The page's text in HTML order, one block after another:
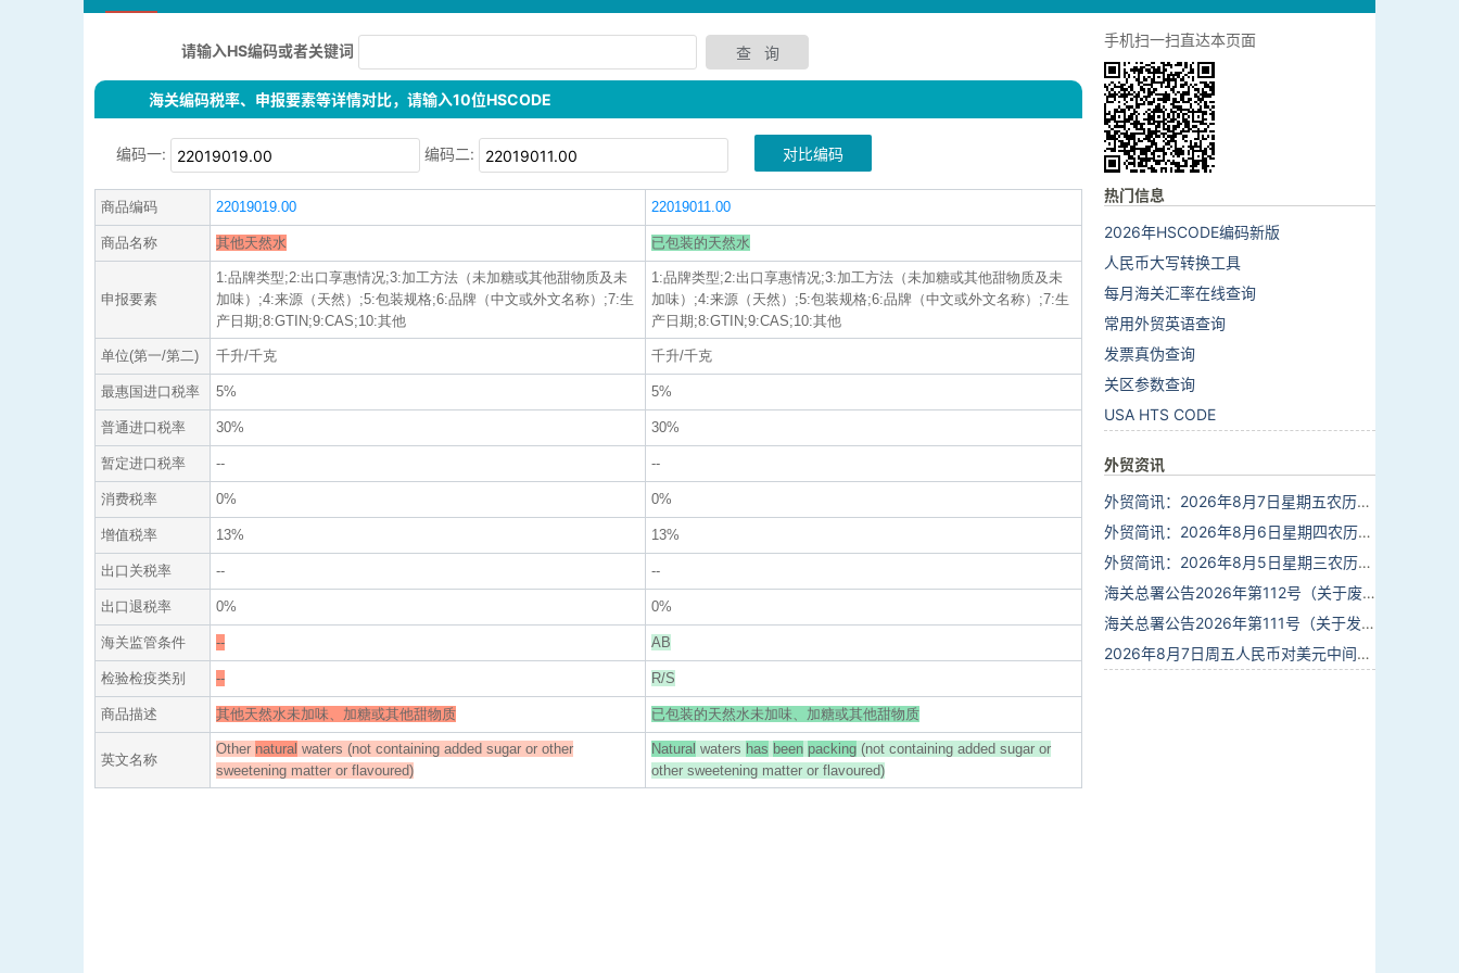
请输入HS编码或者关键词
海关编码税率、申报要素等详情对比，请输入10位HSCODE
编码一: 编码二: 对比编码
商品编码 22019019.00 22019011.00
商品名称 其他天然水 已包装的天然水
申报要素
1:品牌类型;2:出口享惠情况;3:加工方法（未加糖或其他甜物质及未
加味）;4:来源（天然）;5:包装规格;6:品牌（中文或外文名称）;7:生
产日期;8:GTIN;9:CAS;10:其他
1:品牌类型;2:出口享惠情况;3:加工方法（未加糖或其他甜物质及未
加味）;4:来源（天然）;5:包装规格;6:品牌（中文或外文名称）;7:生
产日期;8:GTIN;9:CAS;10:其他
单位(第一/第二) 千升/千克 千升/千克
最惠国进口税率 5% 5%
普通进口税率 30% 30%
暂定进口税率 -- --
消费税率 0% 0%
增值税率 13% 13%
出口关税率 -- --
出口退税率 0% 0%
海关监管条件 -- AB
检验检疫类别 -- R/S
商品描述 其他天然水未加味、加糖或其他甜物质 已包装的天然水未加味、加糖或其他甜物质
英文名称
Other natural waters (not containing added sugar or other
sweetening matter or flavoured)
Natural waters has been packing (not containing added sugar or
other sweetening matter or flavoured)
手机扫一扫直达本页面
热门信息
2026年HSCODE编码新版
人民币大写转换工具
每月海关汇率在线查询
常用外贸英语查询
发票真伪查询
关区参数查询
USA HTS CODE
外贸资讯
外贸简讯：2026年8月7日星期五农历六月廿五
外贸简讯：2026年8月6日星期四农历六月廿四
外贸简讯：2026年8月5日星期三农历六月廿三
海关总署公告2026年第112号（关于废止部分卫生检疫类规范性文件的公告）
海关总署公告2026年第111号（关于发布《进出境动植物检疫处理监督管理工作规定》《进出境卫生处理监督管理工作规定》的公告）
2026年8月7日周五人民币对美元中间价报6.7904调贬9个基点